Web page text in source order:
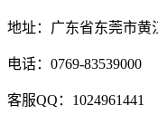
地址：广东省东莞市黄
电话：0769-83539000
客服QQ：1024961441